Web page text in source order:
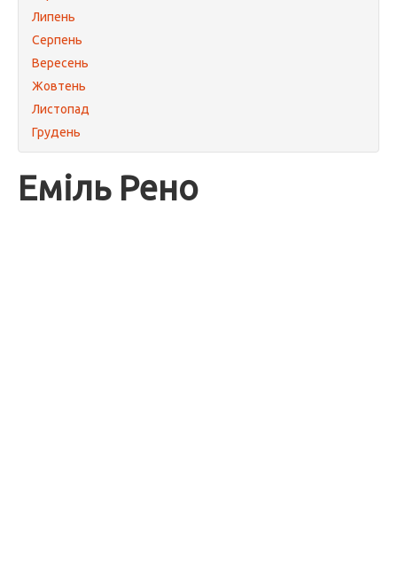
Липень
Серпень
Вересень
Жовтень
Листопад
Грудень
Еміль Рено